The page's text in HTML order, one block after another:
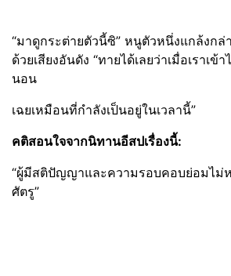
“มาดูกระต่ายตัวนี้ซิ” หนูตัวหนึ่งแกล้งกล่
ด้วยเสียงอันดัง “ทายได้เลยว่าเมื่อเราเข้
นอน
เฉยเหมือนที่กำลังเป็นอยู่ในเวลานี้”
คติสอนใจจากนิทานอีสปเรื่องนี้:
“ผู้มีสติปัญญาและความรอบคอบย่อมไม่
ศัตรู”